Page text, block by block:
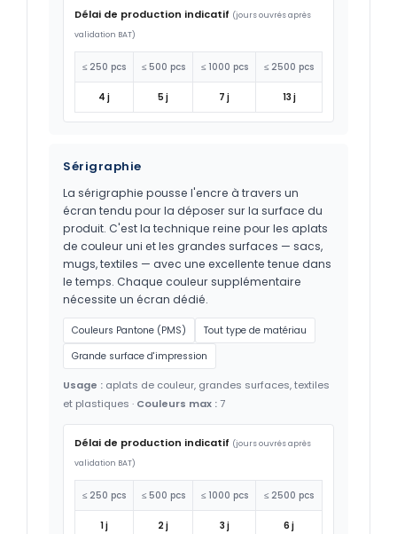
Délai de production indicatif (jours ouvrés après
validation BAT)
≤ 250 pcs ≤ 500 pcs ≤ 1000 pcs ≤ 2500 pcs
4 j 5 j 7 j 13 j
Sérigraphie
La sérigraphie pousse l'encre à travers un
écran tendu pour la déposer sur la surface du
produit. C'est la technique reine pour les aplats
de couleur uni et les grandes surfaces — sacs,
mugs, textiles — avec une excellente tenue dans
le temps. Chaque couleur supplémentaire
nécessite un écran dédié.
Couleurs Pantone (PMS)
Tout type de matériau
Grande surface d'impression
Usage : aplats de couleur, grandes surfaces, textiles
et plastiques · Couleurs max :7
Délai de production indicatif (jours ouvrés après
validation BAT)
≤ 250 pcs ≤ 500 pcs ≤ 1000 pcs ≤ 2500 pcs
1 j 2 j 3 j 6 j